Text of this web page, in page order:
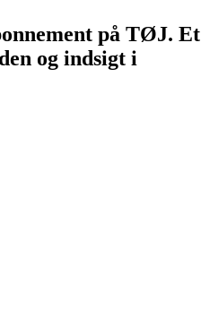
på TØJ. Et
og indsigt i